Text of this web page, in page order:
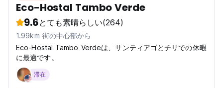
Eco-Hostal Tambo Verde
9.6とても素晴らしい(264)
1.99km 街の中心部から
Eco-Hostal Tambo Verdeは、サンティアゴとチリでの休暇
に最適です。
滞在